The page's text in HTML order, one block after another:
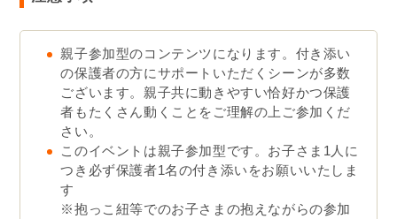
親子参加型のコンテンツになります。付き添い
の保護者の方にサポートいただくシーンが多数
ございます。親子共に動きやすい恰好かつ保護
者もたくさん動くことをご理解の上ご参加くだ
さい。
このイベントは親子参加型です。お子さま1人に
つき必ず保護者1名の付き添いをお願いいたしま
す
※抱っこ紐等でのお子さまの抱えながらの参加